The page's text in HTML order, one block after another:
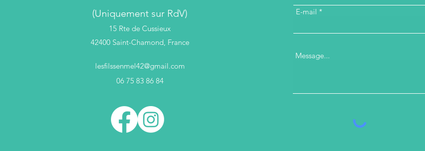
(Uniquement sur RdV)
15 Rte de Cussieux
42400 Saint-Chamond, France
lesfilssenmel42@gmail.com
06 75 83 86 84
E-mail
Message...